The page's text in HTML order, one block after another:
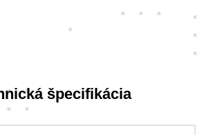
špecifikácia